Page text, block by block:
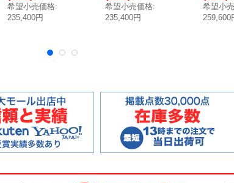
式 蛇口向き正面
※受注生産品 [■
希望小売価格:
235,400円
式 蛇口向き正面
※受注生産品 [■
希望小売価格:
235,400円
式 蛇口
※受注
希望小
259,600